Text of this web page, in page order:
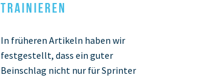
TRAINIEREN
In früheren Artikeln haben wir
festgestellt, dass ein guter
Beinschlag nicht nur für Sprinter